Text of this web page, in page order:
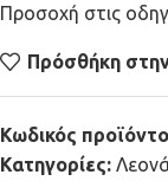
Προσοχή στις
Πρόσθήκη
Κωδικός
Κατηγορίες: